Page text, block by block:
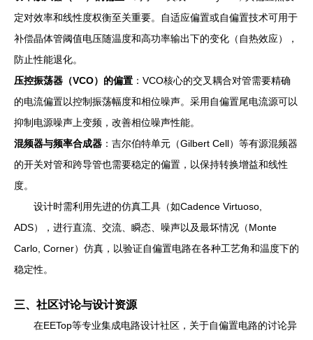
定对效率和线性度权衡至关重要。自适应偏置或自偏置技术可用于
补偿晶体管阈值电压随温度和高功率输出下的变化（自热效应），
防止性能退化。
压控振荡器（VCO）的偏置 ：VCO核心的交叉耦合对管需要精确
的电流偏置以控制振荡幅度和相位噪声。采用自偏置尾电流源可以
抑制电源噪声上变频，改善相位噪声性能。
混频器与频率合成器 ：吉尔伯特单元（Gilbert Cell）等有源混频器
的开关对管和跨导管也需要稳定的偏置，以保持转换增益和线性
度。
设计时需利用先进的仿真工具（如Cadence Virtuoso,
ADS），进行直流、交流、瞬态、噪声以及最坏情况（Monte
Carlo, Corner）仿真，以验证自偏置电路在各种工艺角和温度下的
稳定性。
三、社区讨论与设计资源
在EETop等专业集成电路设计社区，关于自偏置电路的讨论异